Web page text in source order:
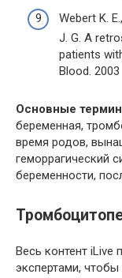
Webert K.
J. G. A
patients
Blood. 2003
Основные
беременная,
время родов,
геморрагический
беременности,
Весь контент iLive
экспертами,